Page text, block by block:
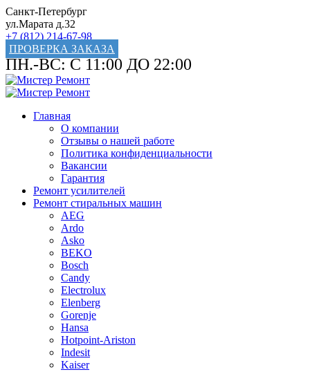
Санкт-Петербург
ул.Марата д.32
+7 (812) 214-67-98
ПРОВЕРКА ЗАКАЗА
ПН.-ВС: С 11:00 ДО 22:00
Главная
О компании
Отзывы о нашей работе
Политика конфиденциальности
Вакансии
Гарантия
Ремонт усилителей
Ремонт стиральных машин
AEG
Ardo
Asko
BEKO
Bosch
Candy
Electrolux
Elenberg
Gorenje
Hansa
Hotpoint-Ariston
Indesit
Kaiser